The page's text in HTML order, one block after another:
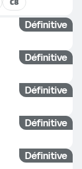
C8
Définitive
Définitive
Définitive
Définitive
Définitive